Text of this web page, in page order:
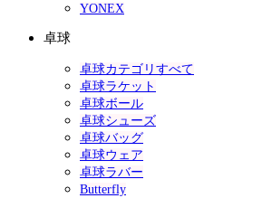
YONEX
卓球
卓球カテゴリすべて
卓球ラケット
卓球ボール
卓球シューズ
卓球バッグ
卓球ウェア
卓球ラバー
Butterfly